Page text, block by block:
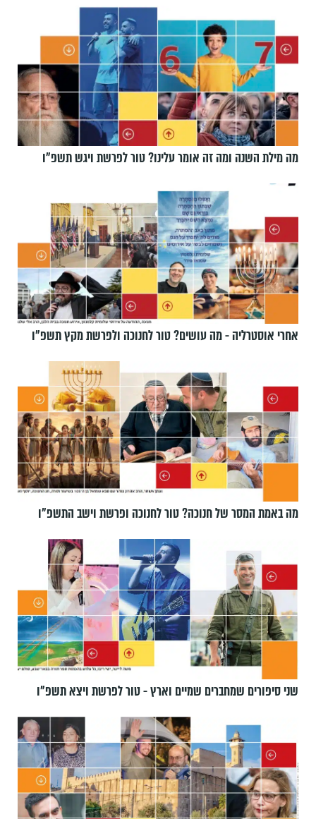
מה מילת השנה ומה זה אומר עלינו? טור לפרשת ויגש תשפ״ו
אחרי אוסטרליה - מה עושים? טור לחנוכה ולפרשת מקץ תשפ״ו
מה באמת המסר של חנוכה? טור לחנוכה ופרשת וישב התשפ״ו
שני סיפורים שמחברים שמיים וארץ - טור לפרשת ויצא תשפ"ו